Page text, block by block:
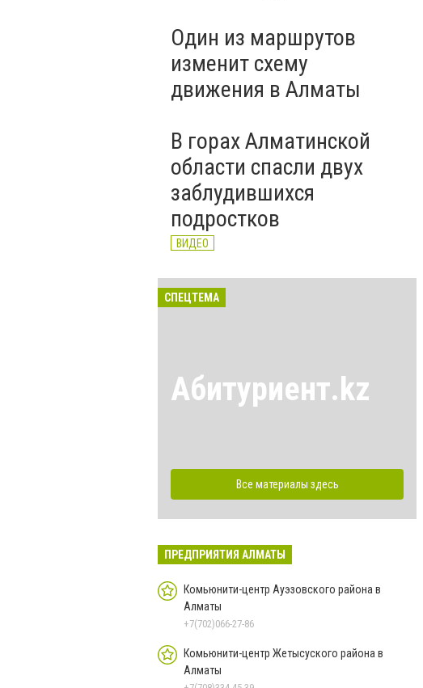
Один из маршрутов
изменит схему
движения в Алматы
В горах Алматинской
области спасли двух
заблудившихся
подростков
ВИДЕО
СПЕЦТЕМА
Абитуриент.kz
Все материалы здесь
ПРЕДПРИЯТИЯ АЛМАТЫ
Комьюнити-центр Ауэзовского района в
Алматы
+7(702)066-27-86
Комьюнити-центр Жетысуского района в
Алматы